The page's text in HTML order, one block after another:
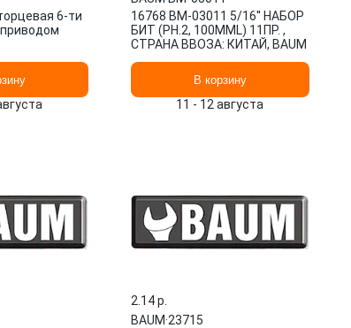
6-ти
16768 BM-03011 5/16'' НАБОР
БИТ (PH.2, 100ММL) 11ПР. ,
СТРАНА ВВОЗА: КИТАЙ, BAUM
В корзину
11 - 12 августа
2.14 p.
BAUM·23715